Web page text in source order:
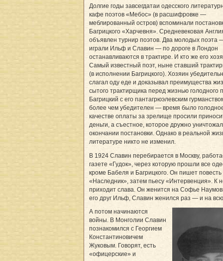
Долгие годы завсегдатаи одесского
кафе поэтов «Мебос» (в расшифровке —
меблированный остров) вспоминали
Багрицкого «Харчевня». Средневековая
объявлен турнир поэтов. Два молодых поэта
играли Ильф и Славин — по дороге в Лондон
останавливаются в трактире. И кто же его
Самый известный поэт, ныне ставший
(в исполнении Багрицкого). Хозяин
слагал оду еде и доказывал преимущества
сытого трактирщика перед жизнью голодного
Багрицкий с его пантагрюэлевским
более чем убедителен — время было
качестве оплаты за зрелище просили
деньги, а съестное, которое дружно
окончании постановки. Однако в реальной
литературе никто не изменил.
В 1924 Славин перебирается в Москву,
газете «Гудок», через которую прошли все
кроме Бабеля и Багрицкого. Он пишет повесть
«Наследник», затем пьесу «Интервенция». К
приходит слава. Он женится на Софье
его друг Ильф, Славин женился раз — и на
А потом начинаются
войны. В Монголии Славин
познакомился с Георгием
Константиновичем
Жуковым. Говорят, есть
«офицерские» и